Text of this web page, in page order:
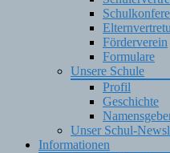
Förderverein
Formulare
Unsere Schule
Profil
Geschichte
Unser Schul-
Informationen